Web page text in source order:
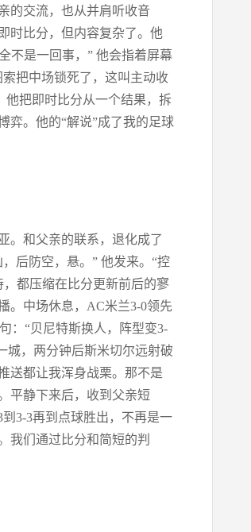
的交流，也从并肩听收音
时比分，但内容复杂了。他
不是一回事，” 他会指着屏幕
把中场锁死了，这叫主动收
他把即时比分从一个结果，拆
弈。他的“解说”成了我的足球
。和父亲的联系，退化成了
后防空，悬。” 他发来。“控
都压缩在比分更新前后的寥
。中场休息，AC米兰3-0领先
：“贝尼特斯换人，阵型变3-
城，两分钟后斯米切尔远射破
送都让我浑身战栗。那不是
平静下来后，收到父亲短
3-3再到点球胜出，不再是一
我们通过比分和简短的判